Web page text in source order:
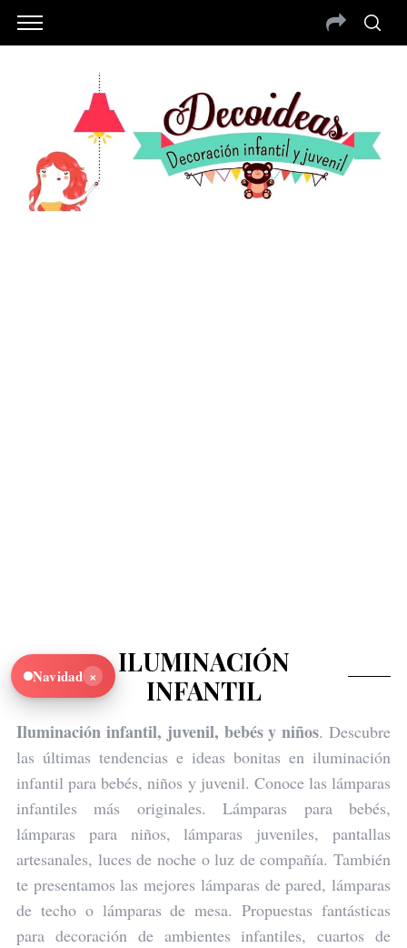
ILUMINACIÓN
INFANTIL
Iluminación infantil, juvenil, bebés y niños. Descubre
las últimas tendencias e ideas bonitas en iluminación
infantil para bebés, niños y juvenil. Conoce las lámparas
infantiles más originales. Lámparas para bebés,
lámparas para niños, lámparas juveniles, pantallas
artesanales, luces de noche o luz de compañía. También
te presentamos las mejores lámparas de pared, lámparas
de techo o lámparas de mesa. Propuestas fantásticas
para decoración de ambientes infantiles, cuartos de
Navidad ×